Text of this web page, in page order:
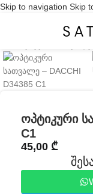
Skip to navigation Skip
Click to enlarge
ოპტიკური
C1
45,00 ₾